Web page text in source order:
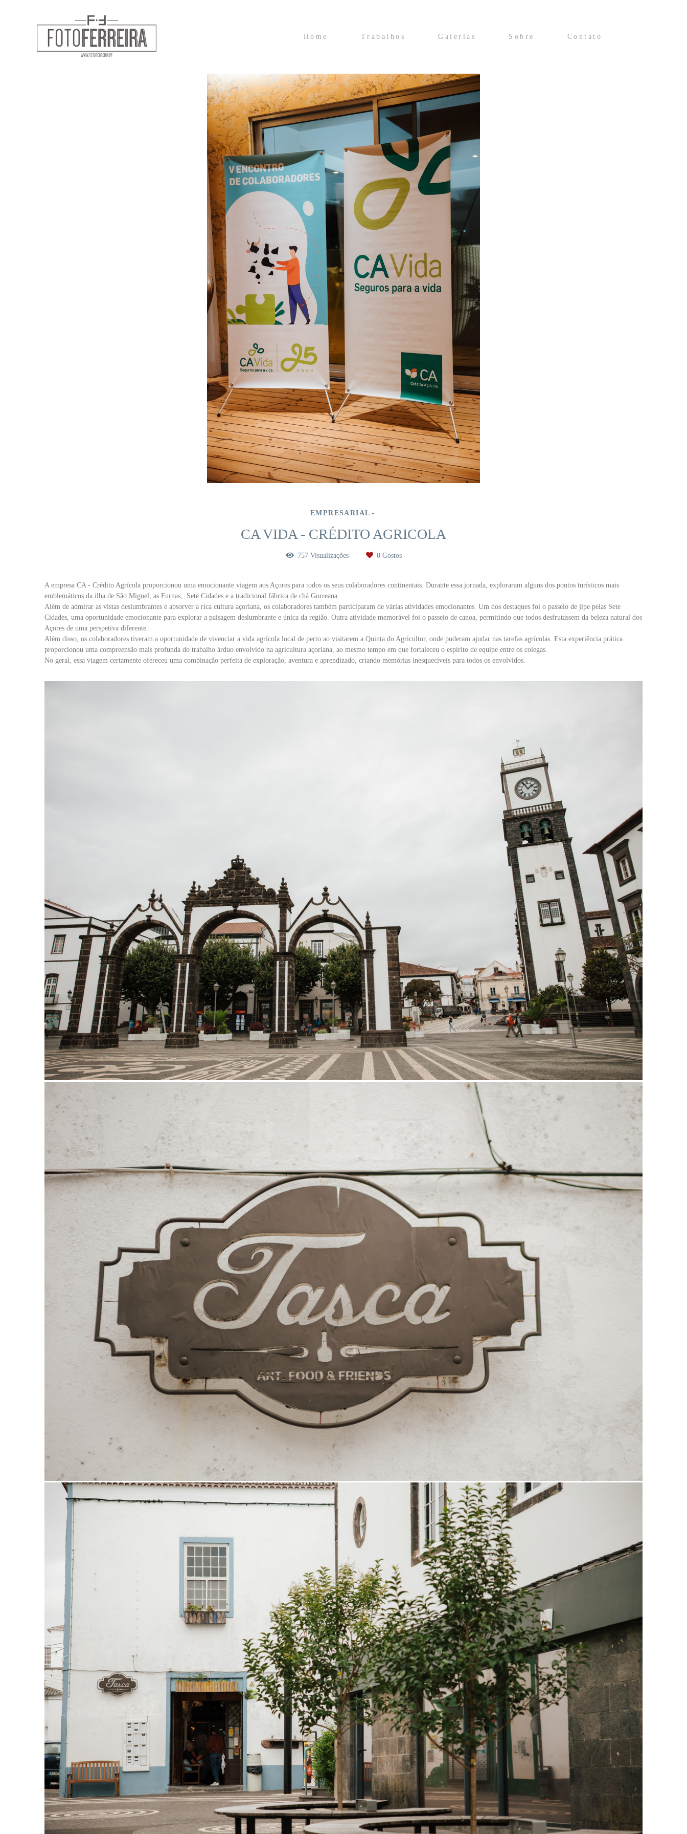
Home Trabalhos Galerias Sobre Contato
EMPRESARIAL
CA VIDA - CRÉDITO AGRICOLA
757Visualizações 0Gostos
A empresa CA - Crédito Agrícola proporcionou uma emocionante viagem aos Açores para todos os seus colaboradores continentais. Durante essa jornada, exploraram alguns dos pontos turísticos mais
emblemáticos da ilha de São Miguel, as Furnas, Sete Cidades e a tradicional fábrica de chá Gorreana.
Além de admirar as vistas deslumbrantes e absorver a rica cultura açoriana, os colaboradores também participaram de várias atividades emocionantes. Um dos destaques foi o passeio de jipe pelas Sete
Cidades, uma oportunidade emocionante para explorar a paisagem deslumbrante e única da região. Outra atividade memorável foi o passeio de canoa, permitindo que todos desfrutassem da beleza natural dos
Açores de uma perspetiva diferente.
Além disso, os colaboradores tiveram a oportunidade de vivenciar a vida agrícola local de perto ao visitarem a Quinta do Agricultor, onde puderam ajudar nas tarefas agrícolas. Esta experiência prática
proporcionou uma compreensão mais profunda do trabalho árduo envolvido na agricultura açoriana, ao mesmo tempo em que fortaleceu o espírito de equipe entre os colegas.
No geral, essa viagem certamente ofereceu uma combinação perfeita de exploração, aventura e aprendizado, criando memórias inesquecíveis para todos os envolvidos.